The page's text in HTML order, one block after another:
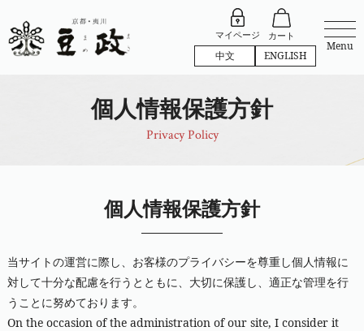
マイページ カート
中文 ENGLISH
Menu
個人情報保護方針
Privacy Policy
個人情報保護方針
当サイトの運営に際し、お客様のプライバシーを尊重し個人情報に
対して十分な配慮を行うとともに、大切に保護し、適正な管理を行
うことに努めております。
On the occasion of the administration of our site, I consider it